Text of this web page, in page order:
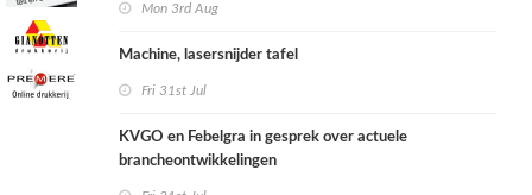
Mon 3rd Aug
Machine, lasersnijder tafel
Fri 31st Jul
KVGO en Febelgra in gesprek over actuele
brancheontwikkelingen